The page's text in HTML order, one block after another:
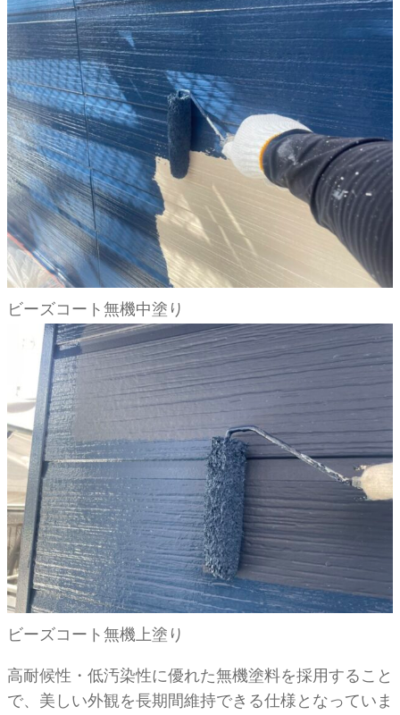
ビーズコート無機中塗り
ビーズコート無機上塗り
高耐候性・低汚染性に優れた無機塗料を採用すること
で、美しい外観を長期間維持できる仕様となっていま